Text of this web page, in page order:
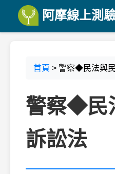
阿摩線上測
首頁 > 警察◆民法與
警察◆民
訴訟法